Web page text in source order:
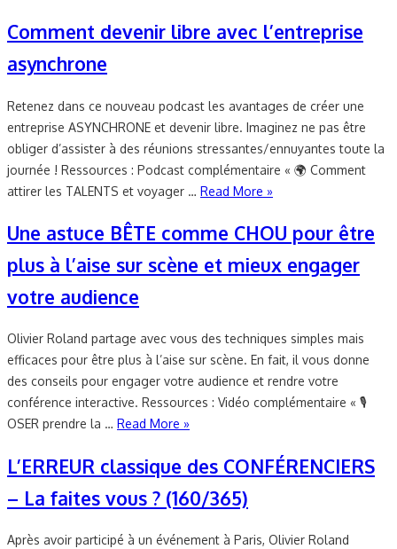
Comment devenir libre avec l’entreprise
asynchrone
Retenez dans ce nouveau podcast les avantages de créer une
entreprise ASYNCHRONE et devenir libre. Imaginez ne pas être
obliger d’assister à des réunions stressantes/ennuyantes toute la
journée ! Ressources : Podcast complémentaire « 🌍 Comment
attirer les TALENTS et voyager … Read More »
Une astuce BÊTE comme CHOU pour être
plus à l’aise sur scène et mieux engager
votre audience
Olivier Roland partage avec vous des techniques simples mais
efficaces pour être plus à l’aise sur scène. En fait, il vous donne
des conseils pour engager votre audience et rendre votre
conférence interactive. Ressources : Vidéo complémentaire « 🎙
OSER prendre la … Read More »
L’ERREUR classique des CONFÉRENCIERS
– La faites vous ? (160/365)
Après avoir participé à un événement à Paris, Olivier Roland